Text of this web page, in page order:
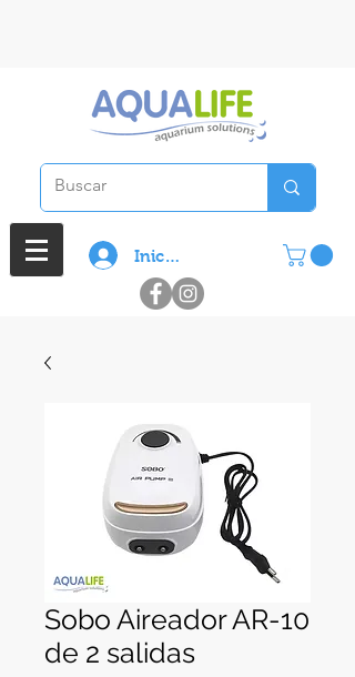
Iniciar sesión
Sobo Aireador AR-10
de 2 salidas